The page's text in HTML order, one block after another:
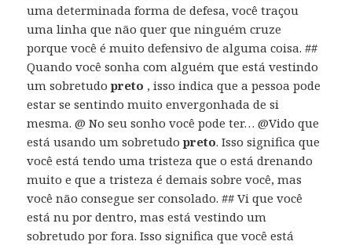
uma determinada forma de defesa, você traçou
uma linha que não quer que ninguém cruze
porque você é muito defensivo de alguma coisa. ##
Quando você sonha com alguém que está vestindo
um sobretudopreto , isso indica que a pessoa pode
estar se sentindo muito envergonhada de si
mesma. @ No seu sonho você pode ter… @Vido que
está usando um sobretudopreto. Isso significa que
você está tendo uma tristeza que o está drenando
muito e que a tristeza é demais sobre você, mas
você não consegue ser consolado. ## Vi que você
está nu por dentro, mas está vestindo um
sobretudo por fora. Isso significa que você está